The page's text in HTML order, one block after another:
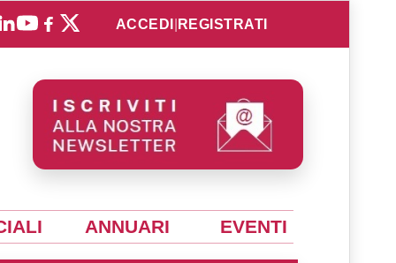
ACCEDI REGISTRATI
ANNUARI EVENTI